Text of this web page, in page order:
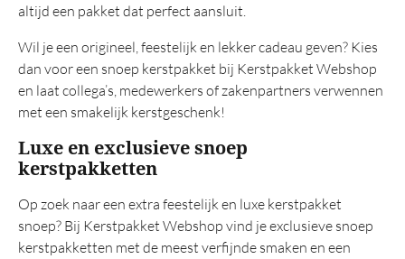
altijd een pakket dat perfect aansluit.
Wil je een origineel, feestelijk en lekker cadeau geven? Kies
dan voor een snoep kerstpakket bij Kerstpakket Webshop
en laat collega’s, medewerkers of zakenpartners verwennen
met een smakelijk kerstgeschenk!
Luxe en exclusieve snoep
kerstpakketten
Op zoek naar een extra feestelijk en luxe kerstpakket
snoep? Bij Kerstpakket Webshop vind je exclusieve snoep
kerstpakketten met de meest verfijnde smaken en een